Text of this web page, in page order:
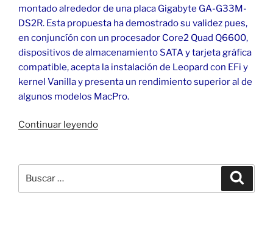
montado alrededor de una placa Gigabyte GA-G33M-
DS2R. Esta propuesta ha demostrado su validez pues,
en conjuncíón con un procesador Core2 Quad Q6600,
dispositivos de almacenamiento SATA y tarjeta gráfica
compatible, acepta la instalación de Leopard con EFi y
kernel Vanilla y presenta un rendimiento superior al de
algunos modelos MacPro.
Continuar leyendo«macOS
en
por: